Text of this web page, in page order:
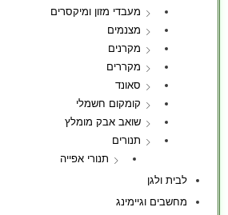
מעבדי מזון ומיקסרים
מצנמים
מקרנים
מקררים
סאונד
קומקום חשמלי
שואב אבק מומלץ
תנורים
תנורי אפייה
לבית ולגן
מחשבים וגיימינג